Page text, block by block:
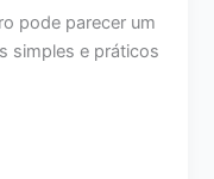
pode parecer um
simples e práticos